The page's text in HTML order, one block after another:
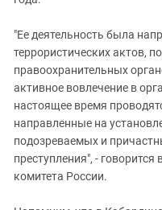
"Ее деятельность была
террористических актов,
правоохранительных
активное вовлечение в
настоящее время
направленные на
подозреваемых и
преступления", -
комитета России.